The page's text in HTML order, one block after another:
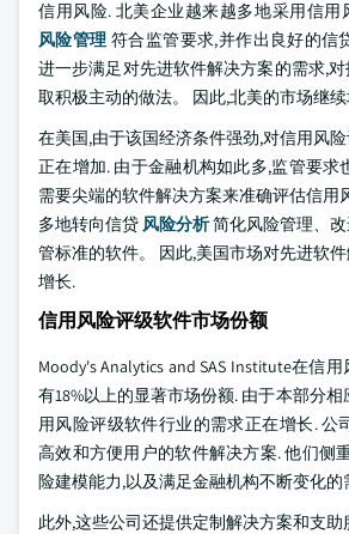
信用风险. 北美企业越来越多地采用信用
风险管理 符合监管要求,并作出良好的信
进一步满足对先进软件解决方案的需求,
取积极主动的做法。 因此,北美的市场继
在美国,由于该国经济条件强劲,对信用风
正在增加. 由于金融机构如此多,监管要求
需要尖端的软件解决方案来准确评估信用
多地转向信贷 风险分析简化风险管理、
管标准的软件。 因此,美国市场对先进软
增长.
信用风险评级软件市场份额
Moody's Analytics and SAS Institute在信
有18%以上的显著市场份额. 由于本部分
用风险评级软件行业的需求正在增长. 公
高效和方便用户的软件解决方案. 他们侧
险建模能力,以及满足金融机构不断变化
此外,这些公司还提供定制解决方案和支